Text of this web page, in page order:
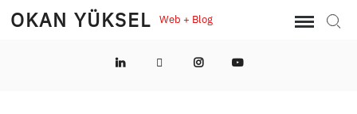
SkipOKAN YÜKSEL Web + Blog
LinkedInTwitterInstagramYouTube